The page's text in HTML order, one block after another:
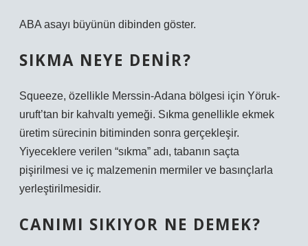
ABA asayı büyünün dibinden göster.
SIKMA NEYE DENIR?
Squeeze, özellikle Merssin-Adana bölgesi için Yöruk-
uruft’tan bir kahvaltı yemeği. Sıkma genellikle ekmek
üretim sürecinin bitiminden sonra gerçekleşir.
Yiyeceklere verilen “sıkma” adı, tabanın saçta
pişirilmesi ve iç malzemenin mermiler ve basınçlarla
yerleştirilmesidir.
CANIMI SIKIYOR NE DEMEK?